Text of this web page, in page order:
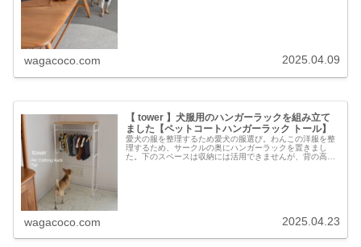
wagacoco.com 2025.04.09
【 tower 】犬服用のハンガーラックを組み立て
ました【ペットコートハンガーラック トール】
愛犬の服を整理するため愛犬の服選び。わんこの洋服を整
理するため、サークルの奥にハンガーラックを置きまし
た。下のスペースは収納には活用できませんが、背の高い
wagacoco.com 2025.04.23